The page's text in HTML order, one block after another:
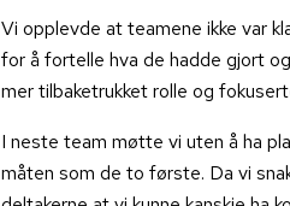
Vi opplevde at teamene ikke var
for å fortelle hva de hadde gjort
mer tilbaketrukket rolle og
I neste team møtte vi uten å ha
måten som de to første. Da vi